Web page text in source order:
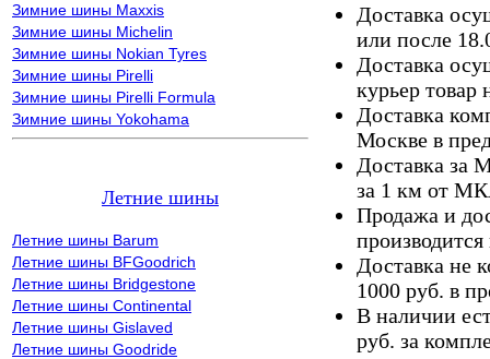
Зимние шины Maxxis
Зимние шины Michelin
Зимние шины Nokian Tyres
Зимние шины Pirelli
Зимние шины Pirelli Formula
Зимние шины Yokohama
Летние шины
Летние шины Barum
Летние шины BFGoodrich
Летние шины Bridgestone
Летние шины Continental
Летние шины Gislaved
Летние шины Goodride
Доставка
или после
Доставка
курьер товар
Доставка
Москве в
Доставка за
за 1 км от
Продажа и
Доставка не
1000 руб. в
В наличии
руб. за